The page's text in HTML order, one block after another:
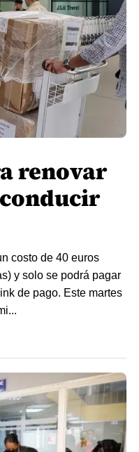
renovar
costo de 40 euros
y solo se podrá pagar
de pago. Este martes